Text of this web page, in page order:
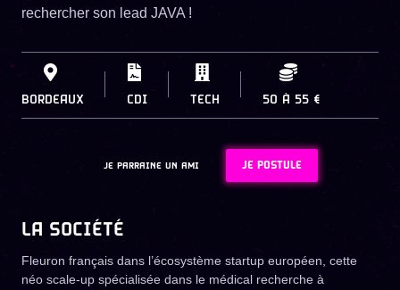
rechercher son lead JAVA !
BORDEAUX CDI TECH 50 À 55 €
JE PARRAINE UN AMI JE POSTULE
LA SOCIÉTÉ
Fleuron français dans l’écosystème startup européen, cette
néo scale-up spécialisée dans le médical recherche à